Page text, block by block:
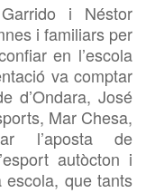
i Néstor
i familiars per
en l’escola
va comptar
d’Ondara, José
Mar Chesa,
l’aposta de
autòcton i
escola, que tants